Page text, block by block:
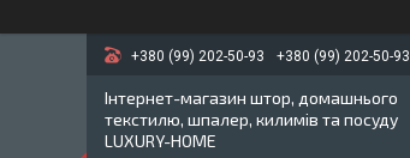
+380 (99) 202-50-93 +380 (99) 202-50-93
Інтернет-магазин штор, домашнього
текстилю, шпалер, килимів та посуду
LUXURY-HOME